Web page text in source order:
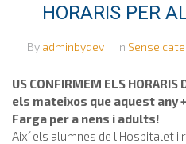
HORARIS PER
By adminbydev In Sense
US CONFIRMEM ELS HORARIS
els mateixos que aquest any +
Farga per a nens i adults!
Així els alumnes de l’Hospitalet